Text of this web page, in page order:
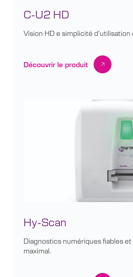
C-U2 HD
Vision HD e simplicité d’utilisation
Découvrir le produit
Hy-Scan
Diagnostics numériques fiables
maximal.